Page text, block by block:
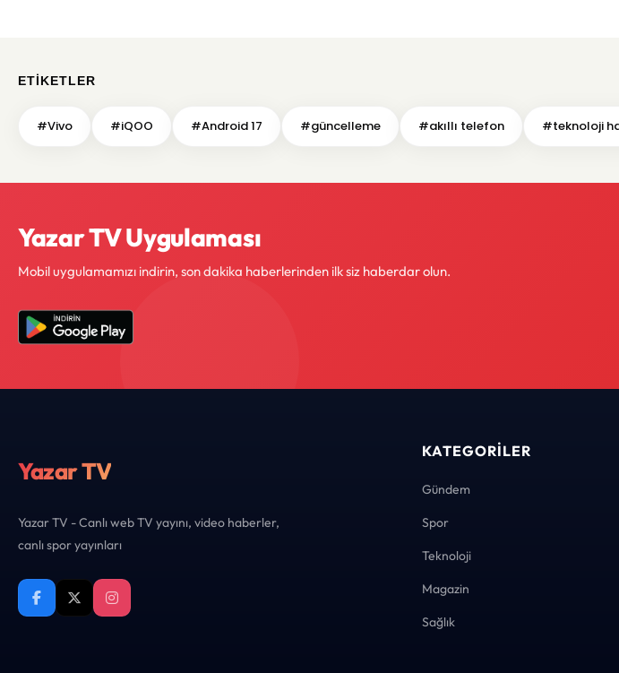
ETIKETLER
#Vivo #iQOO #Android 17 #güncelleme #akıllı telefon #teknoloji
Yazar TV Uygulaması
Mobil uygulamamızı indirin, son dakika haberlerinden ilk siz haberdar olun.
Yazar TV
Yazar TV - Canlı web TV yayını, video haberler,
canlı spor yayınları
KATEGORILER
Gündem
Spor
Teknoloji
Magazin
Sağlık